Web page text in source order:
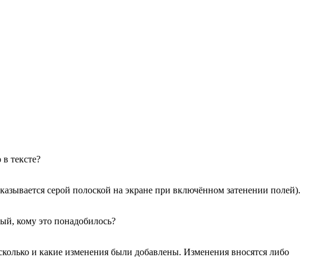
тексте?
серой полоской на экране при включённом затенении полей).
кому это понадобилось?
и какие изменения были добавлены. Изменения вносятся либо